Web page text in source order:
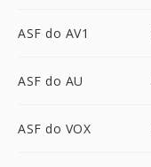
ASF do AV1
ASF do AU
ASF do VOX